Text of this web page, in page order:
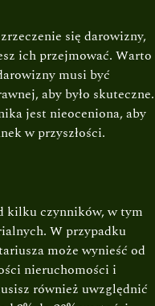
się darowizny,
ich przejmować. Warto
musi być
aby było skuteczne.
jest nieoceniona, aby
w przyszłości.
kilku czynników, w tym
W przypadku
może wynieść od
nieruchomości i
również uwzględnić